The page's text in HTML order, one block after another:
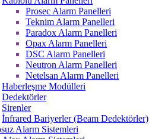
Prosec Alarm Panelleri
Teknim Alarm Panelleri
Paradox Alarm Panelleri
Opax Alarm Panelleri
DSC Alarm Panelleri
Neutron Alarm Panelleri
Netelsan Alarm Panelleri
Haberleşme Modülleri
Dedektörler
Sirenler
İnfrared Bariyerler (Beam Dedektörler)
Alarm Sistemleri